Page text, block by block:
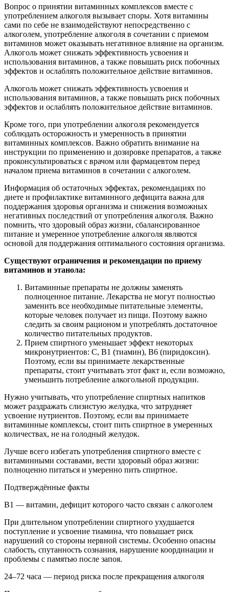
Вопрос о принятии витаминных комплексов вместе с
употреблением алкоголя вызывает споры. Хотя витамины
сами по себе не взаимодействуют непосредственно с
алкоголем, употребление алкоголя в сочетании с приемом
витаминов может оказывать негативное влияние на организм.
Алкоголь может снижать эффективность усвоения и
использования витаминов, а также повышать риск побочных
эффектов и ослаблять положительное действие витаминов.
Алкоголь может снижать эффективность усвоения и
использования витаминов, а также повышать риск побочных
эффектов и ослаблять положительное действие витаминов.
Кроме того, при употреблении алкоголя рекомендуется
соблюдать осторожность и умеренность в принятии
витаминных комплексов. Важно обратить внимание на
инструкции по применению и дозировке препаратов, а также
проконсультироваться с врачом или фармацевтом перед
началом приема витаминов в сочетании с алкоголем.
Информация об остаточных эффектах, рекомендациях по
диете и профилактике витаминного дефицита важна для
поддержания здоровья организма и снижения возможных
негативных последствий от употребления алкоголя. Важно
помнить, что здоровый образ жизни, сбалансированное
питание и умеренное употребление алкоголя являются
основой для поддержания оптимального состояния организма.
Существуют ограничения и рекомендации по приему
витаминов и этанола:
Витаминные препараты не должны заменять
полноценное питание. Лекарства не могут полностью
заменить все необходимые питательные элементы,
которые человек получает из пищи. Поэтому важно
следить за своим рационом и употреблять достаточное
количество питательных продуктов.
Прием спиртного уменьшает эффект некоторых
микронутриентов: С, В1 (тиамин), В6 (пиридоксин).
Поэтому, если вы принимаете лекарственные
препараты, стоит учитывать этот факт и, если возможно,
уменьшить потребление алкогольной продукции.
Нужно учитывать, что употребление спиртных напитков
может раздражать слизистую желудка, что затрудняет
усвоение нутриентов. Поэтому, если вы принимаете
витаминные комплексы, стоит пить спиртное в умеренных
количествах, не на голодный желудок.
Лучше всего избегать употребления спиртного вместе с
витаминными составами, вести здоровый образ жизни:
полноценно питаться и умеренно пить спиртное.
Подтверждённые факты
B1 — витамин, дефицит которого часто связан с алкоголем
При длительном употреблении спиртного ухудшается
поступление и усвоение тиамина, что повышает риск
нарушений со стороны нервной системы. Особенно опасны
слабость, спутанность сознания, нарушение координации и
проблемы с памятью после запоя.
24–72 часа — период риска после прекращения алкоголя